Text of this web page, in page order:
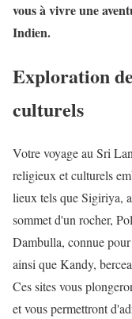
vous à vivre une
Indien.
Exploration
culturels
Votre voyage au Sri
religieux et culturels
lieux tels que Sigiriya,
sommet d'un rocher,
Dambulla, connue pour
ainsi que Kandy,
Ces sites vous
et vous permettront